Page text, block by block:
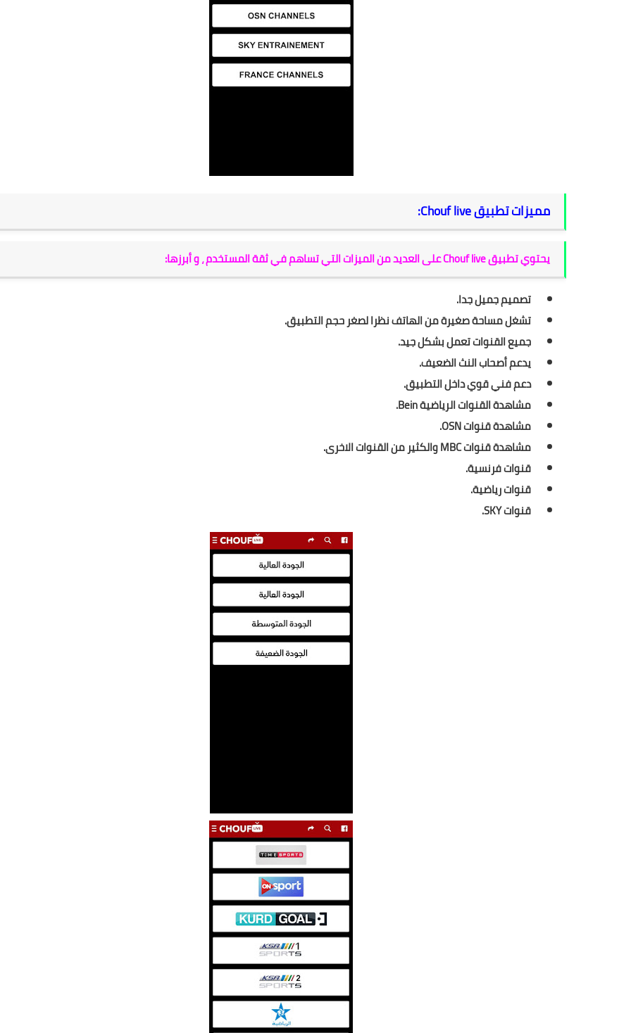
مميزات تطبيق Chouf live:
يحتوي تطبيق Chouf live على العديد من الميزات التي تساهم في ثقة المستخدم ، و أبرزها:
تصميم جميل جدا.
تشغل مساحة صغيرة من الهاتف نظرا لصغر حجم التطبيق.
جميع القنوات تعمل بشكل جيد.
يدعم أصحاب النث الضعيف.
دعم فني قوي داخل التطبيق.
مشاهدة القنوات الرياضية Bein.
مشاهدة قنوات OSN.
مشاهدة قنوات MBC والكثير من القنوات الاخرى.
قنوات فرنسية.
قنوات رياضية.
قنوات SKY.